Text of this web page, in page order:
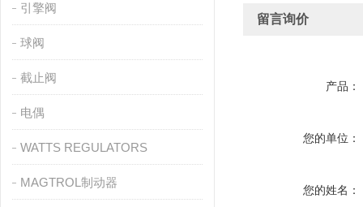
引擎阀
球阀
截止阀
电偶
WATTS REGULATORS
MAGTROL制动器
留言询价
产品：
您的单位：
您的姓名：